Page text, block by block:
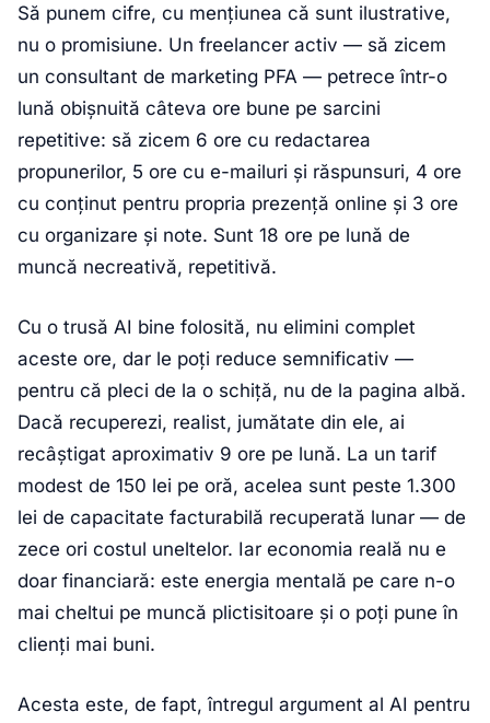
Să punem cifre, cu mențiunea că sunt ilustrative,
nu o promisiune. Un freelancer activ — să zicem
un consultant de marketing PFA — petrece într-o
lună obișnuită câteva ore bune pe sarcini
repetitive: să zicem 6 ore cu redactarea
propunerilor, 5 ore cu e-mailuri și răspunsuri, 4 ore
cu conținut pentru propria prezență online și 3 ore
cu organizare și note. Sunt 18 ore pe lună de
muncă necreativă, repetitivă.
Cu o trusă AI bine folosită, nu elimini complet
aceste ore, dar le poți reduce semnificativ —
pentru că pleci de la o schiță, nu de la pagina albă.
Dacă recuperezi, realist, jumătate din ele, ai
recâștigat aproximativ 9 ore pe lună. La un tarif
modest de 150 lei pe oră, acelea sunt peste 1.300
lei de capacitate facturabilă recuperată lunar — de
zece ori costul uneltelor. Iar economia reală nu e
doar financiară: este energia mentală pe care n-o
mai cheltui pe muncă plictisitoare și o poți pune în
clienți mai buni.
Acesta este, de fapt, întregul argument al AI pentru